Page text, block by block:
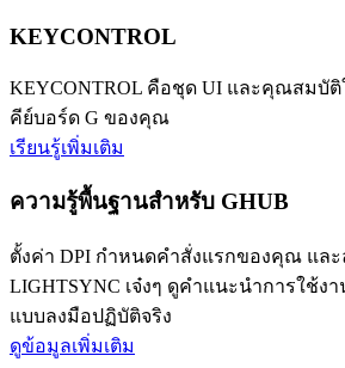
KEYCONTROL
KEYCONTROL คือชุด UI และคุณสมบั
คีย์บอร์ด G ของคุณ
เรียนรู้เพิ่มเติม
ความรู้พื้นฐานสำหรับ GHUB
ตั้งค่า DPI กำหนดคำสั่งแรกของคุณ และ
LIGHTSYNC เจ๋งๆ ดูคำแนะนำการใช้ง
แบบลงมือปฏิบัติจริง
ดูข้อมูลเพิ่มเติม